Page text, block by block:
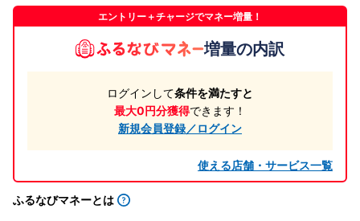
エントリー＋チャージでマネー増量！
増量の内訳
ログインして条件を満たすと
最大0円分獲得できます！
新規会員登録／ログイン
使える店舗・サービス一覧
ふるなびマネーとは